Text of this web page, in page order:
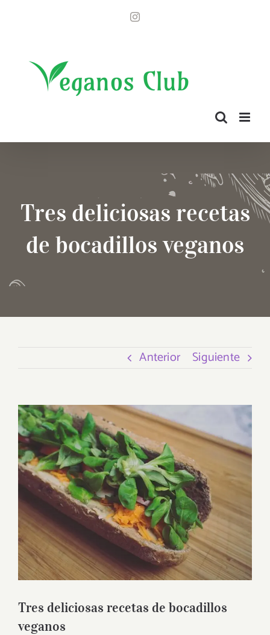
Instagram
Tres deliciosas recetas
de bocadillos veganos
Anterior Siguiente
Tres deliciosas recetas de bocadillos
veganos